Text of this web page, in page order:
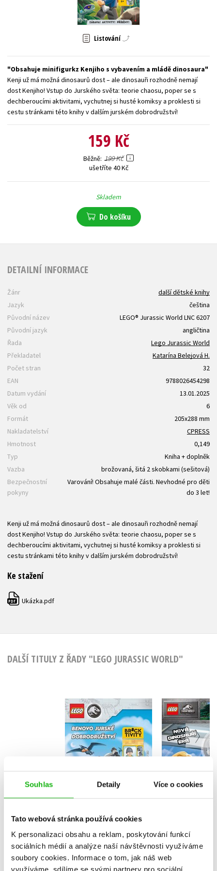
Souhlas Detaily Více o cookies
Tato webová stránka používá cookies
K personalizaci obsahu a reklam, poskytování funkcí
sociálních médií a analýze naší návštěvnosti využíváme
soubory cookies. Informace o tom, jak náš web
využíváme, sdílíme se svými partnery pro sociální
Zahraniční literatura
Všechny tituly
Listování
Obsahuje minifigurkz Kenjiho s vybavením a mládě dinosaura
Kenji už má možná dinosaurů dost – ale dinosauři rozhodně nemají
dost Kenjiho! Vstup do Jurského světa: teorie chaosu, poper se s
dechberoucími aktivitami, vychutnej si husté komiksy a proklesti si
cestu stránkami této knihy v dalším jurském dobrodružství!
159 Kč
Běžně 199 Kč
ušetříte 40 Kč
Skladem
Do košíku
DETAILNÍ INFORMACE
Žánr
další dětské knihy
Jazyk
čeština
Původní název
LEGO® Jurassic World LNC 6207
Původní jazyk
angličtina
Řada
Lego Jurassic World
Překladatel
Katarína Belejová H.
Počet stran
32
EAN
9788026454298
Datum vydání
13.01.2025
Věk od
6
Formát
205x288 mm
Nakladatelství
CPRESS
Hmotnost
0,149
Typ
Kniha + doplněk
Vazba
brožovaná, šitá 2 skobkami (sešitová)
Bezpečnostní
pokyny
Varování! Obsahuje malé části. Nevhodné pro děti
do 3 let!
Kenji už má možná dinosaurů dost – ale dinosauři rozhodně nemají
dost Kenjiho! Vstup do Jurského světa: teorie chaosu, poper se s
dechberoucími aktivitami, vychutnej si husté komiksy a proklesti si
cestu stránkami této knihy v dalším jurském dobrodružství!
Ke stažení
PDF Ukázka.pdf
DALŠÍ TITULY Z ŘADY "LEGO JURASSIC WORLD"
LEGO® Jurassic
World™ Benovo
jurské dobrodružství
Kolektiv
199 Kč
159 Kč
World™